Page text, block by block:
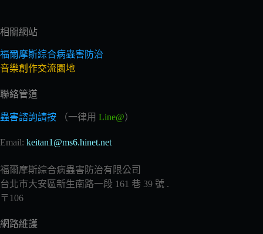
相關網站
福爾摩斯綜合病蟲害防治
音樂創作交流園地
聯絡管道
蟲害諮詢請按 （一律用 Line@）
Email: keitan1@ms6.hinet.net
福爾摩斯綜合病蟲害防治有限公司
台北市大安區新生南路一段 161 巷 39 號 .
〒106
網路維護